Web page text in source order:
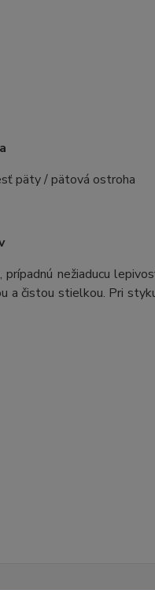
päty / pätová ostroha
nežiaducu
a čistou stielkou. Pri